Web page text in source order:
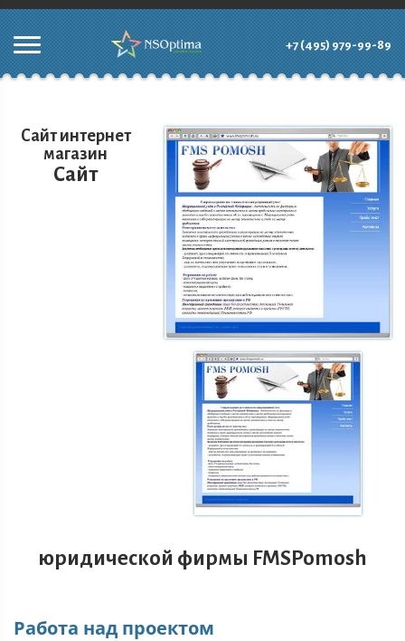
+7 (495) 979-99-89
Сайт интернет
магазин
Сайт
юридической фирмы FMSPomosh
Работа над проектом